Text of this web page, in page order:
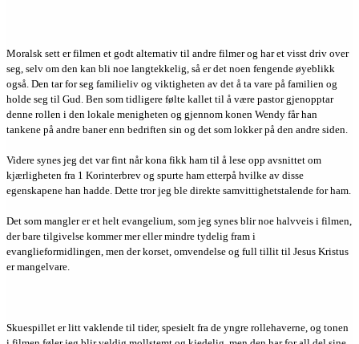
Moralsk sett er filmen et godt alternativ til andre filmer og har et visst driv over
seg, selv om den kan bli noe langtekkelig, så er det noen fengende øyeblikk
også. Den tar for seg familieliv og viktigheten av det å ta vare på familien og
holde seg til Gud. Ben som tidligere følte kallet til å være pastor gjenopptar
denne rollen i den lokale menigheten og gjennom konen Wendy får han
tankene på andre baner enn bedriften sin og det som lokker på den andre siden.
Videre synes jeg det var fint når kona fikk ham til å lese opp avsnittet om
kjærligheten fra 1 Korinterbrev og spurte ham etterpå hvilke av disse
egenskapene han hadde. Dette tror jeg ble direkte samvittighetstalende for ham.
Det som mangler er et helt evangelium, som jeg synes blir noe halvveis i filmen,
der bare tilgivelse kommer mer eller mindre tydelig fram i
evanglieformidlingen, men der korset, omvendelse og full tillit til Jesus Kristus
er mangelvare.
Skuespillet er litt vaklende til tider, spesielt fra de yngre rollehaverne, og tonen